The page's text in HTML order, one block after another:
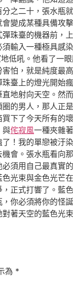
之二十，張水瓶
變成某種具備
珠臺的機器前
輸入一種極具
低吼。他看了一
怕，就是純度
臺上的燈光開
地射向天空。
的男人，那人
下了今天所有
與侘寂風一種夾雜
！我的單戀被
會。張水瓶看向
須用自己最真
光束與金色光芒
正式打響了。藍
，你必須將你的怪
著天空的藍色光
為 *